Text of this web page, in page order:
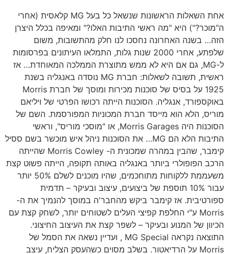
אחת השאלות הראשונות שנשאל כל בעל MG קלאסית (אחרי
ה"מוכר?") היא "מה ראשי התיבות האלו?" ומאיפה בכלל היצרן
הזה… בשנה האחרונה נחסכו לנו חלק מהתשובות, משום
שלפתע, אחרי 2000 שנות גלות, התמלאו העיתונים בפרסומות
ל-MG, גם אם היא לא ממש מתוצרת הממלכה המאוחדת… אז
ראשית, תשובה לשאלות: חברת MG נוסדה באנגליה בשנת
1925 על בסיס של סוכנות מכירות ומוסך של חברת Morris
באוקספורד, אנגליה. הסוכנות הייתה רכושו הפרטי של ויליאם
מוריס, הלא הוא מייסד חברת המכוניות המפורסמת. השם של
הסוכנות היה Morris Garages, או "מוסכי מוריס", וראשי
התיבות הלא הם MG… את הסוכנות ניהל איש מוכשר בשם ססיל
קימבר, שהבין במהרה שמכונית ה- Morris Cowley שהייתה
הרכב הפופולרי ביותר באנגליה באותה תקופה, הייתה פשוט קצת
משעממת ללקוחות מתוחכמים, שהיו מוכנים לשלם 50% יותר
עבור 10% תוספת של ביצועים, עיצוב ובעיקר – תדמית
ספורטיבית. אז קימבר ביקש מהחבר'ה במוסך להנמיך את ה-
Morris ע"י החלפת קפיצי העלים לשטוחים יותר, לשחק קצת עם
הכיוון של המנוע ובעיקר – לשפר קצת את העיצוב החיצוני.
התוצאה נקראה MG Special , ועדיין נשאה את הסמל של
Morris על הרדיאטור. בשלב מסוים כשהעסק הצליח, עיצב